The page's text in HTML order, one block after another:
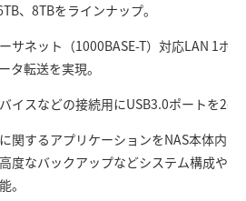
、8TBをラインナップ。
サネット（1000BASE-T）対応LAN 1ポ
タ転送を実現。
イスなどの接続用にUSB3.0ポートを2基
関するアプリケーションをNAS本体内に
度なバックアップなどシステム構成や
。